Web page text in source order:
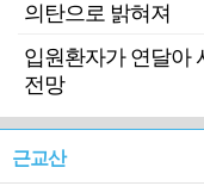
의탄으로 밝혀져
입원환자가 연달아
전망
근교산